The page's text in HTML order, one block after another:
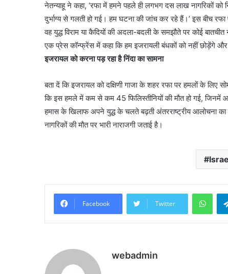
नेतन्याहू ने कहा, ‘रफा में हमने पहले ही लगभग दस लाख नागरिकों
दुर्भाग्य से गलती हो गई। हम घटना की जांच कर रहे हैं।’ इस बीच
वह युद्ध विराम या कैदियों की अदला-बदली के समझौते पर कोई
एक प्रेस कॉन्फ्रेंस में कहा कि हम इजरायली बंधकों को नहीं छोड़ेंगे
इजरायल को करना पड़ रहा है निंदा का सामना
बता दें कि इजरायल को दक्षिणी गाजा के शहर रफा पर हमलों के लिए
कि इस हमले में कम से कम 45 फिलिस्तीनियों की मौत हो गई, जिनमें
हमास के खिलाफ अपने युद्ध के चलते बढ़ती अंतरराष्ट्रीय आलोचना
नागरिकों की मौत पर भारी नाराजगी जताई है।
Facebook Twitter
webadmin